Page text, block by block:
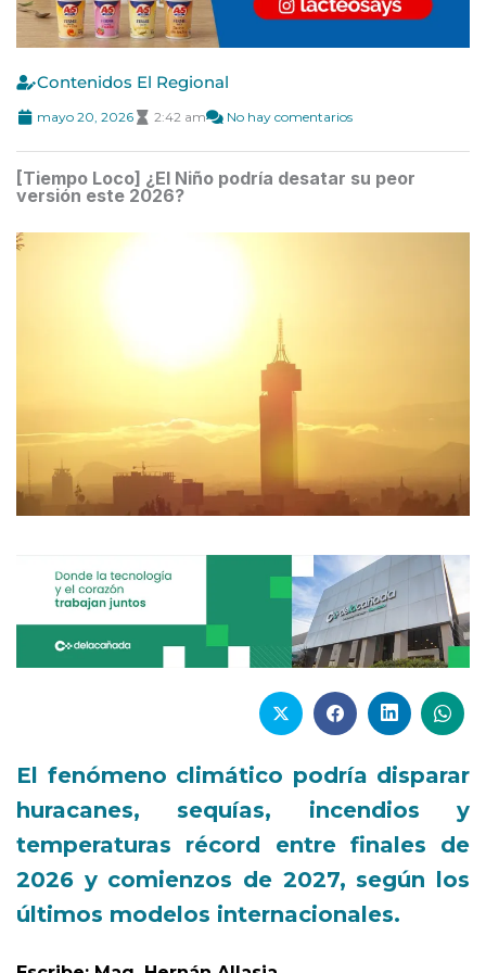
Contenidos El Regional
mayo 20, 2026 2:42 am No hay comentarios
[Tiempo Loco] ¿El Niño podría desatar su peor
versión este 2026?
El fenómeno climático podría disparar
huracanes, sequías, incendios y
temperaturas récord entre finales de
2026 y comienzos de 2027, según los
últimos modelos internacionales.